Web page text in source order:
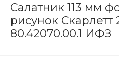
Салатник 113 мм
рисунок Скарлетт
80.42070.00.1 ИФЗ